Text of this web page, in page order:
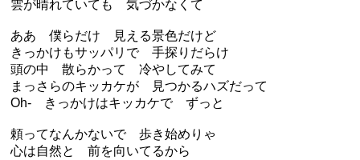
雲が晴れていても 気づかなくて
ああ 僕らだけ 見える景色だけど
きっかけもサッパリで 手探りだらけ
頭の中 散らかって 冷やしてみて
まっさらのキッカケが 見つかるハズだって
Oh- きっかけはキッカケで ずっと
頼ってなんかないで 歩き始めりゃ
心は自然と 前を向いてるから